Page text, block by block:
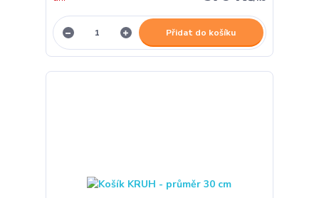
Přidat do košíku